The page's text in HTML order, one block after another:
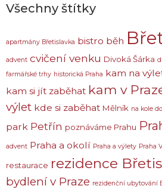
Všechny štítky
apartmány Břetislavka bistro běh
advent cvičení venku Divoká Šárka
farmářské trhy historická Praha kam na
kam si jít zaběhat kam v
výlet kde si zaběhat Mělník na kole
park Petřín poznáváme Prahu
advent Praha a okolí Praha a výlety Praha
restaurace rezidence
bydlení v Praze rezidenční ubytování